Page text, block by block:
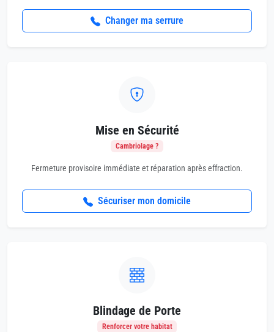
Changer ma serrure
Mise en Sécurité
Cambriolage ?
Fermeture provisoire immédiate et réparation après effraction.
Sécuriser mon domicile
Blindage de Porte
Renforcer votre habitat